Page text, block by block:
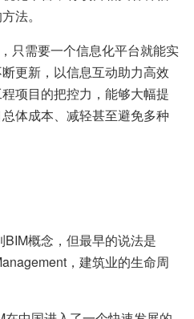
法。
只需要一个信息化平台就能实
更新，以信息互动助力高效
项目的把控力，能够大幅提
体成本、减轻甚至避免多种
BIM概念，但最早的说法是
，建筑业的生命周